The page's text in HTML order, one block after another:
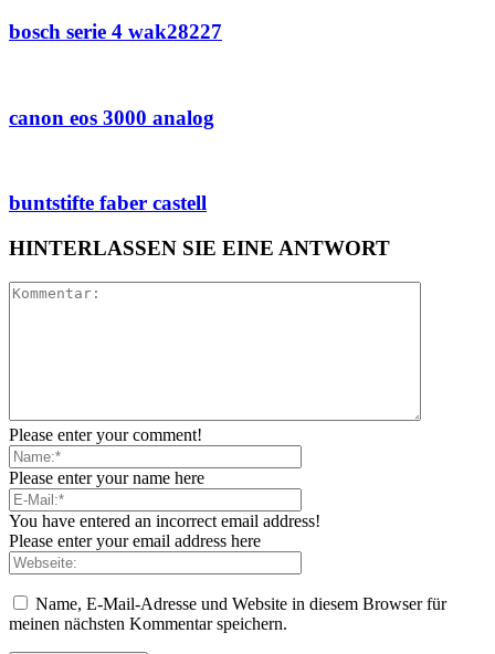
bosch serie 4 wak28227
canon eos 3000 analog
buntstifte faber castell
HINTERLASSEN SIE EINE ANTWORT
Please enter your comment!
Please enter your name here
You have entered an incorrect email address!
Please enter your email address here
Name, E-Mail-Adresse und Website in diesem Browser für
meinen nächsten Kommentar speichern.